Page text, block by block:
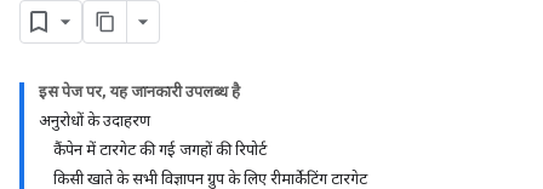
इस पेज पर, यह जानकारी उपलब्ध है
अनुरोधों के उदाहरण
कैंपेन में टारगेट की गई जगहों की रिपोर्ट
किसी खाते के सभी विज्ञापन ग्रुप के लिए रीमार्केटिंग टारगेट